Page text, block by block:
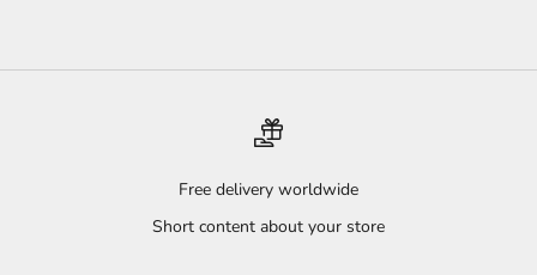
Free delivery worldwide
Short content about your store